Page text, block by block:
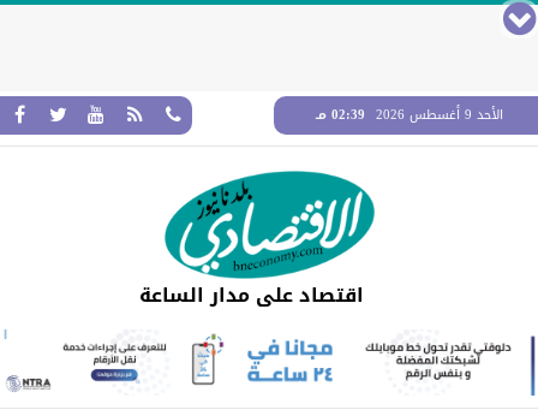
الأحد 9 أغسطس 2026 02:39 مـ
اقتصاد على مدار الساعة